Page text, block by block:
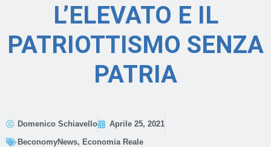
L’ELEVATO E IL
PATRIOTTISMO SENZA
PATRIA
Domenico Schiavello
Aprile 25, 2021
BeconomyNews, Economia Reale